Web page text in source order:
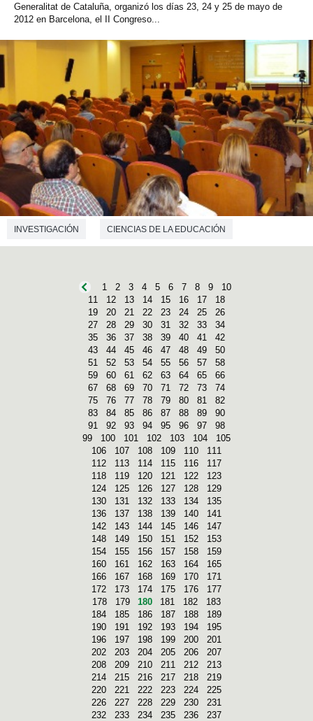
Generalitat de Cataluña, organizó los días 23, 24 y 25 de mayo de
2012 en Barcelona, ​​el II Congreso...
INVESTIGACIÓN CIENCIAS DE LA EDUCACIÓN
1 2 3 4 5 6 7 8 9
10
11
12 13 14 15 16 17
18
19
20 21 22 23 24 25
26
27
28 29 30 31 32 33
34
35
36 37 38 39 40 41
42
43
44 45 46 47 48 49
50
51
52 53 54 55 56 57
58
59
60 61 62 63 64 65
66
67
68 69 70 71 72 73
74
75
76 77 78 79 80 81
82
83
84 85 86 87 88 89
90
91
92 93 94 95 96 97
98
99
100 101 102 103 104
105
106
107 108 109 110
111
112
113 114 115 116
117
118
119 120 121 122
123
124
125 126 127 128
129
130
131 132 133 134
135
136
137 138 139 140
141
142
143 144 145 146
147
148
149 150 151 152
153
154
155 156 157 158
159
160
161 162 163 164
165
166
167 168 169 170
171
172
173 174 175 176
177
178
179 180 181 182
183
184
185 186 187 188
189
190
191 192 193 194
195
196
197 198 199 200
201
202
203 204 205 206
207
208
209 210 211 212
213
214
215 216 217 218
219
220
221 222 223 224
225
226
227 228 229 230
231
232
233 234 235 236
237